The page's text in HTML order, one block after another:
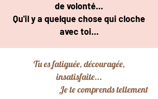
de volonté...
Qu'il y a quelque chose qui cloche
avec toi...
Tu es fatiguée, découragée,
insatisfaite...
Je te comprends tellement